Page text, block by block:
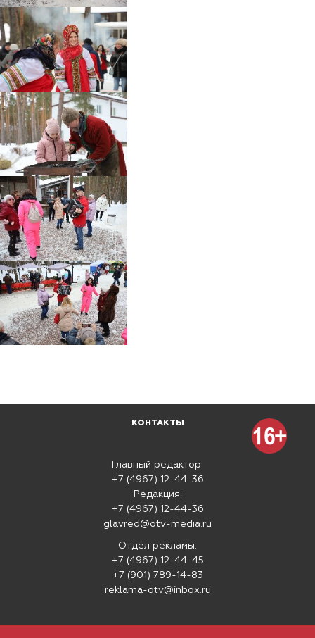
КОНТАКТЫ
Главный редактор:
+7 (4967) 12-44-36
Редакция:
+7 (4967) 12-44-36
glavred@otv-media.ru
Отдел рекламы:
+7 (4967) 12-44-45
+7 (901) 789-14-83
reklama-otv@inbox.ru